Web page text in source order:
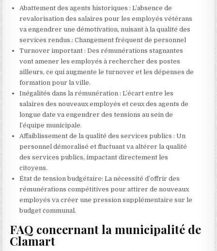
Abattement des agents historiques : L’absence de
revalorisation des salaires pour les employés vétérans
va engendrer une démotivation, nuisant à la qualité des
services rendus.: Changement fréquent de personnel
Turnover important : Des rémunérations stagnantes
vont amener les employés à rechercher des postes
ailleurs, ce qui augmente le turnover et les dépenses de
formation pour la ville.
Inégalités dans la rémunération : L’écart entre les
salaires des nouveaux employés et ceux des agents de
longue date va engendrer des tensions au sein de
l’équipe municipale.
Affaiblissement de la qualité des services publics : Un
personnel démoralisé et fluctuant va altérer la qualité
des services publics, impactant directement les
citoyens.
État de tension budgétaire: La nécessité d’offrir des
rémunérations compétitives pour attirer de nouveaux
employés va créer une pression supplémentaire sur le
budget communal.
FAQ concernant la municipalité de
Clamart